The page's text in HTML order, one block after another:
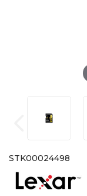
STK00024498